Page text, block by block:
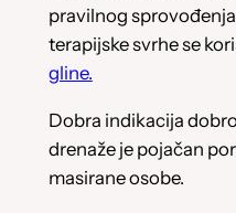
pravilnog
terapijske svrhe se
gline.
Dobra indikacija
drenaže je pojačan
masirane osobe.